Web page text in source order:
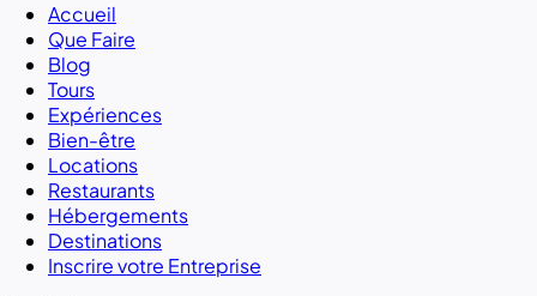
Accueil
Que Faire
Blog
Tours
Expériences
Bien-être
Locations
Restaurants
Hébergements
Destinations
Inscrire votre Entreprise